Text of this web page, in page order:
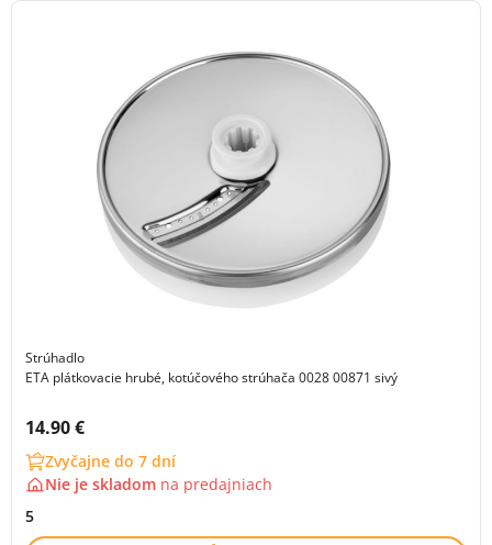
Strúhadlo
ETA plátkovacie hrubé, kotúčového strúhača 0028 00871 sivý
Cena s DPH:
14.90 €
Zvyčajne do 7 dní
Nie je skladom na predajniach
5